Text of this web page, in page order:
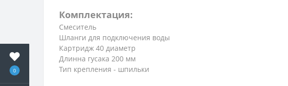
0
Комплектация:
Смеситель
Шланги для подключения воды
Картридж 40 диаметр
Длинна гусака 200 мм
Тип крепления - шпильки